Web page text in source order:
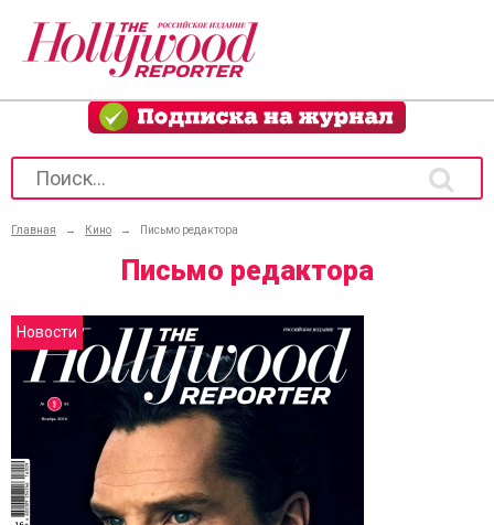
Главная → Кино → Письмо редактора
Письмо редактора
Новости